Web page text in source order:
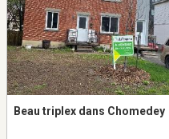
Beau triplex dans Chomedey